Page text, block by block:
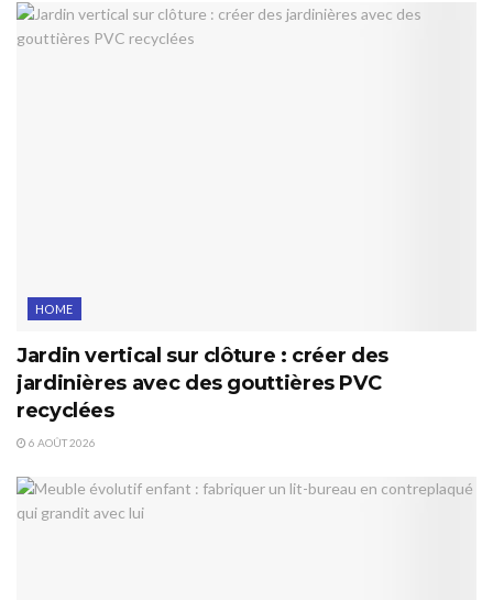
HOME
Jardin vertical sur clôture : créer des
jardinières avec des gouttières PVC
recyclées
6 AOÛT 2026